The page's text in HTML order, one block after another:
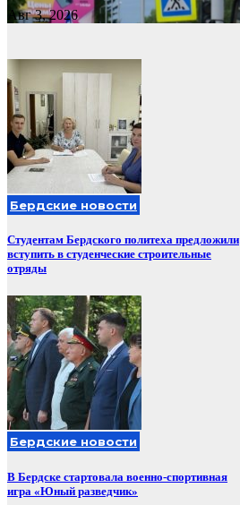
Авг 3, 2026
Бердские новости
Студентам Бердского политеха предложили
вступить в студенческие строительные
отряды
Бердские новости
В Бердске стартовала военно-спортивная
игра «Юный разведчик»